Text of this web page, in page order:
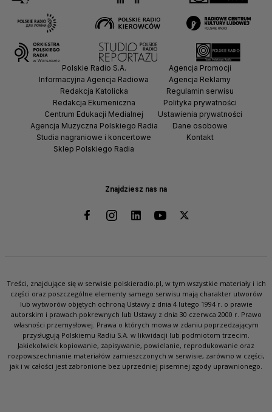
Znajdziesz nas na
Polskie Radio S.A.
Informacyjna Agencja Radiowa
Redakcja Katolicka
Redakcja Ekumeniczna
Centrum Edukacji Medialnej
Agencja Muzyczna Polskiego Radia
Studia nagraniowe i koncertowe
Sklep Polskiego Radia
Agencja Promocji
Agencja Reklamy
Regulamin serwisu
Polityka prywatności
Ustawienia prywatności
Dane osobowe
Kontakt
Treści, znajdujące się w serwisie polskieradio.pl, w tym wszystkie materiały i ich
części oraz poszczególne elementy samego serwisu mają charakter utworów
lub wytworów objętych ochroną Ustawy z dnia 4 lutego 1994 r. o prawie
autorskim i prawach pokrewnych lub Ustawy z dnia 30 czerwca 2000 r. Prawo
własności przemysłowej. Prawa o których mowa w zdaniu poprzedzającym
przysługują Polskiemu Radiu S.A. w likwidacji lub podmiotom trzecim.
Jakiekolwiek kopiowanie, zapisywanie, powielanie, reprodukowanie oraz
rozpowszechnianie materiałów zamieszczonych w serwisie, zarówno w części,
jak i w całości jest zabronione bez uprzedniej pisemnej zgody uprawnionego.